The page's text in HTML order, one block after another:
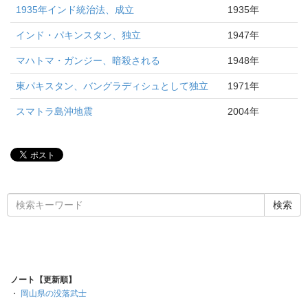
1935年インド統治法、成立 1935年
インド・パキンスタン、独立 1947年
マハトマ・ガンジー、暗殺される 1948年
東パキスタン、バングラディシュとして独立 1971年
スマトラ島沖地震 2004年
ノート【更新順】
・
岡山県の没落武士